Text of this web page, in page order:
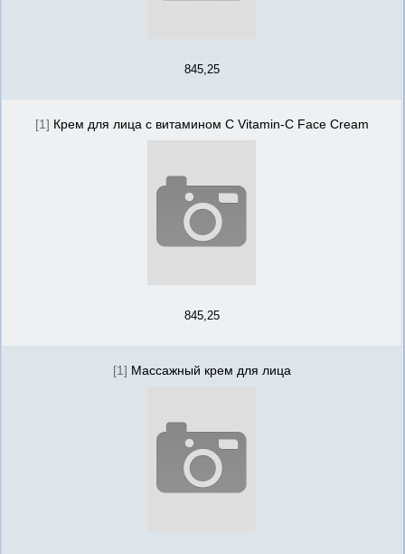
845,25
[1] Крем для лица с витамином С Vitamin-C Face Cream
845,25
[1] Массажный крем для лица